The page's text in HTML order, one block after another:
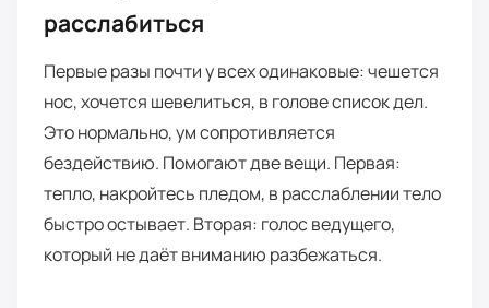
расслабиться
Первые разы почти у всех одинаковые: чешется
нос, хочется шевелиться, в голове список дел.
Это нормально, ум сопротивляется
бездействию. Помогают две вещи. Первая:
тепло, накройтесь пледом, в расслаблении тело
быстро остывает. Вторая: голос ведущего,
который не даёт вниманию разбежаться.